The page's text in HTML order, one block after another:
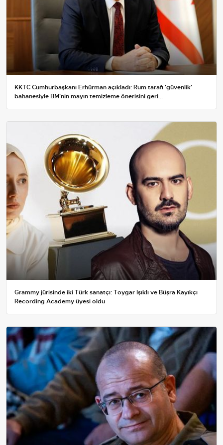
KKTC Cumhurbaşkanı Erhürman açıkladı: Rum tarafı 'güvenlik'
bahanesiyle BM'nin mayın temizleme önerisini geri...
Grammy jürisinde iki Türk sanatçı: Toygar Işıklı ve Büşra Kayıkçı
Recording Academy üyesi oldu